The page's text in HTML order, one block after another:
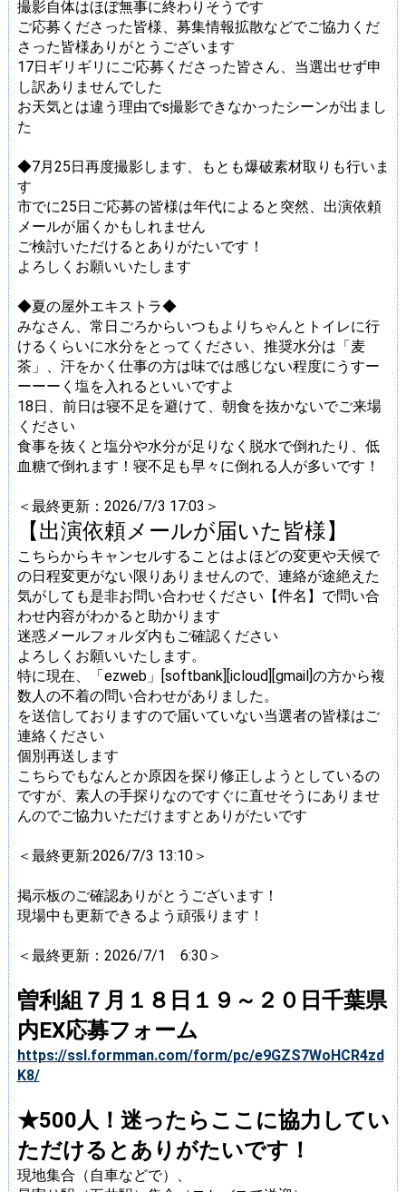
撮影自体はほぼ無事に終わりそうです
ご応募くださった皆様、募集情報拡散などでご協力くだ
さった皆様ありがとうございます
17日ギリギリにご応募くださった皆さん、当選出せず申
し訳ありませんでした
お天気とは違う理由でs撮影できなかったシーンが出まし
た
◆7月25日再度撮影します、もとも爆破素材取りも行いま
す
市でに25日ご応募の皆様は年代によると突然、出演依頼
メールが届くかもしれません
ご検討いただけるとありがたいです！
よろしくお願いいたします
◆夏の屋外エキストラ◆
みなさん、常日ごろからいつもよりちゃんとトイレに行
けるくらいに水分をとってください、推奨水分は「麦
茶」、汗をかく仕事の方は味では感じない程度にうすー
ーーーく塩を入れるといいですよ
18日、前日は寝不足を避けて、朝食を抜かないでご来場
ください
食事を抜くと塩分や水分が足りなく脱水で倒れたり、低
血糖で倒れます！寝不足も早々に倒れる人が多いです！
＜最終更新：2026/7/3 17:03＞
【出演依頼メールが届いた皆様】
こちらからキャンセルすることはよほどの変更や天候で
の日程変更がない限りありませんので、連絡が途絶えた
気がしても是非お問い合わせください【件名】で問い合
わせ内容がわかると助かります
迷惑メールフォルダ内もご確認ください
よろしくお願いいたします。
特に現在、「ezweb」[softbank][icloud][gmail]の方から複
数人の不着の問い合わせがありました。
を送信しておりますので届いていない当選者の皆様はご
連絡ください
個別再送します
こちらでもなんとか原因を探り修正しようとしているの
ですが、素人の手探りなのですぐに直せそうにありませ
んのでご協力いただけますとありがたいです
＜最終更新:2026/7/3 13:10＞
掲示板のご確認ありがとうございます！
現場中も更新できるよう頑張ります！
＜最終更新：2026/7/1 6:30＞
曽利組７月１８日１９～２０日千葉県
内EX応募フォーム
https://ssl.formman.com/form/pc/e9GZS7WoHCR4zd
K8/
★500人！迷ったらここに協力してい
ただけるとありがたいです！
現地集合（自車などで）、